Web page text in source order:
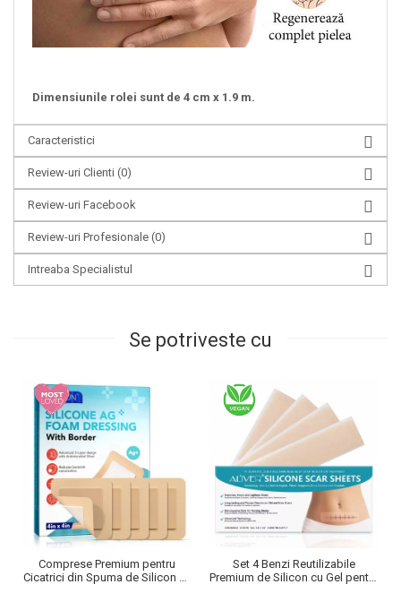
Dimensiunile rolei sunt de 4 cm x 1.9 m.
Caracteristici
Review-uri Clienti (0)
Review-uri Facebook
Review-uri Profesionale (0)
Intreaba Specialistul
Se potriveste cu
Comprese Premium pentru
Cicatrici din Spuma de Silicon cu
Set 4 Benzi Reutilizabile
Premium de Silicon cu Gel pentru